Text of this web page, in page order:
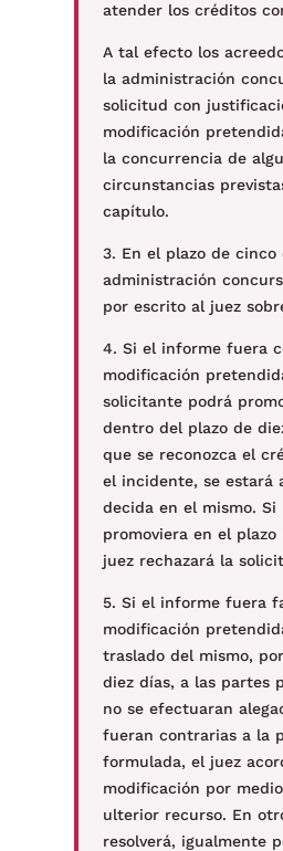
atender los créditos
A tal efecto los
la administración
solicitud con
modificación
la concurrencia de
circunstancias
capítulo.
3. En el plazo de cinco
administración
por escrito al juez
4. Si el informe fuera
modificación
solicitante podrá
dentro del plazo de
que se reconozca el
el incidente, se estará
decida en el mismo. Si
promoviera en el plazo
juez rechazará la
5. Si el informe fuera
modificación
traslado del mismo,
diez días, a las partes
no se efectuaran
fueran contrarias a la
formulada, el juez
modificación por
ulterior recurso. En
resolverá, igualmente